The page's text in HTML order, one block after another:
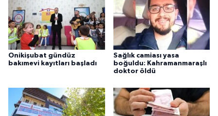
Onikişubat gündüz
bakımevi kayıtları başladı
Sağlık camiası yasa
boğuldu: Kahramanmaraşlı
doktor öldü